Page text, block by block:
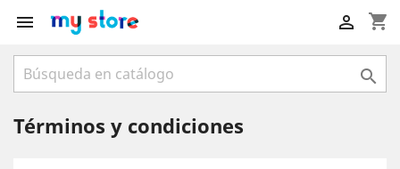
 shopping_cart


Términos y condiciones